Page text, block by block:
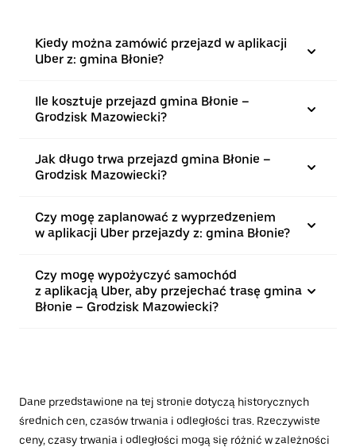
Kiedy można zamówić przejazd w aplikacji
Uber z: gmina Błonie?
Ile kosztuje przejazd gmina Błonie –
Grodzisk Mazowiecki?
Jak długo trwa przejazd gmina Błonie –
Grodzisk Mazowiecki?
Czy mogę zaplanować z wyprzedzeniem
w aplikacji Uber przejazdy z: gmina Błonie?
Czy mogę wypożyczyć samochód
z aplikacją Uber, aby przejechać trasę gmina
Błonie – Grodzisk Mazowiecki?
Dane przedstawione na tej stronie dotyczą historycznych
średnich cen, czasów trwania i odległości tras. Rzeczywiste
ceny, czasy trwania i odległości mogą się różnić w zależności